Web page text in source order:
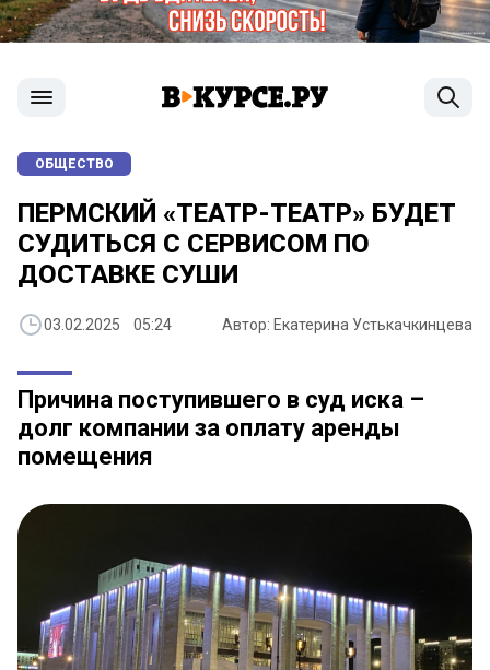
ОБЩЕСТВО
ПЕРМСКИЙ «ТЕАТР-ТЕАТР» БУДЕТ
СУДИТЬСЯ С СЕРВИСОМ ПО
ДОСТАВКЕ СУШИ
03.02.2025 05:24 Автор: Екатерина Устькачкинцева
Причина поступившего в суд иска –
долг компании за оплату аренды
помещения